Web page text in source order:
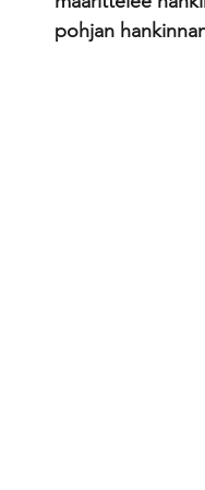
PK-yrityksen hankinta
pohjan